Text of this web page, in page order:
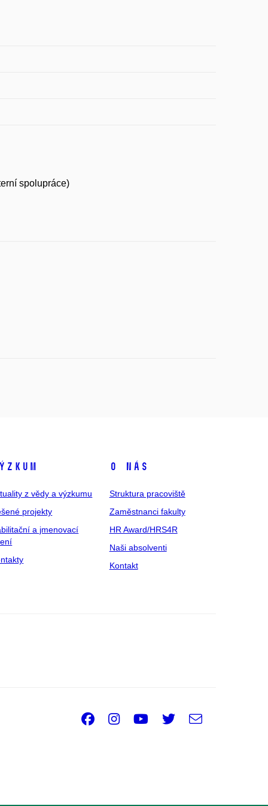
spolupráce)
z vědy a výzkumu
projekty
a jmenovací
O nás
Struktura pracoviště
Zaměstnanci fakulty
HR Award/HRS4R
Naši absolventi
Kontakt
Facebook
Instagram
Youtube
Twitter
e-